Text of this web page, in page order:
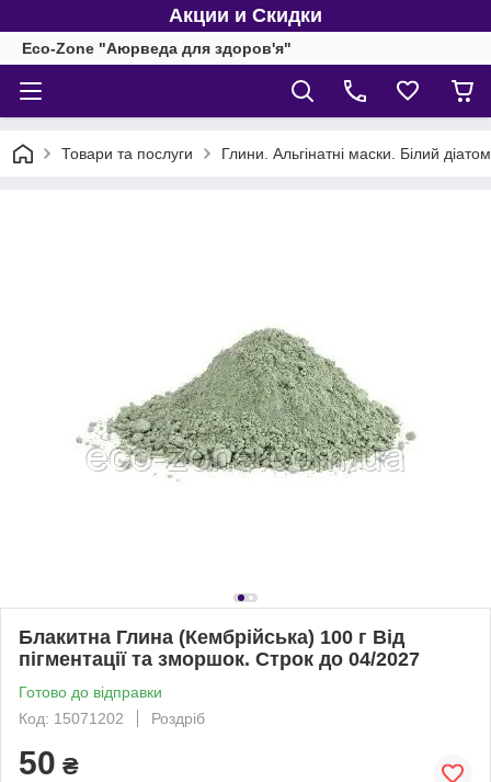
Акции и Скидки
Eco-Zone "Аюрведа для здоров'я"
Товари та послуги Глини. Альгінатні маски. Білий
Блакитна Глина (Кембрійська) 100 г Від
пігментації та зморшок. Строк до 04/2027
Готово до відправки
Код: 15071202
Роздріб
50 ₴